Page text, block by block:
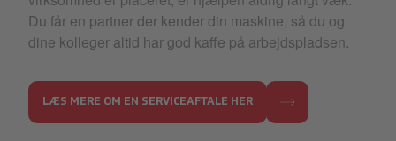
Du får en partner der kender din maskine, så du og
dine kolleger altid har god kaffe på arbejdspladsen.
LÆS MERE OM EN SERVICEAFTALE HER